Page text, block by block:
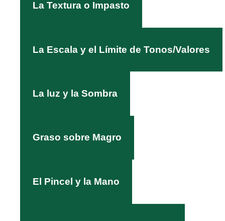
La Textura o Impasto
La Escala y el Límite de Tonos/Valores
La luz y la Sombra
Graso sobre Magro
El Pincel y la Mano